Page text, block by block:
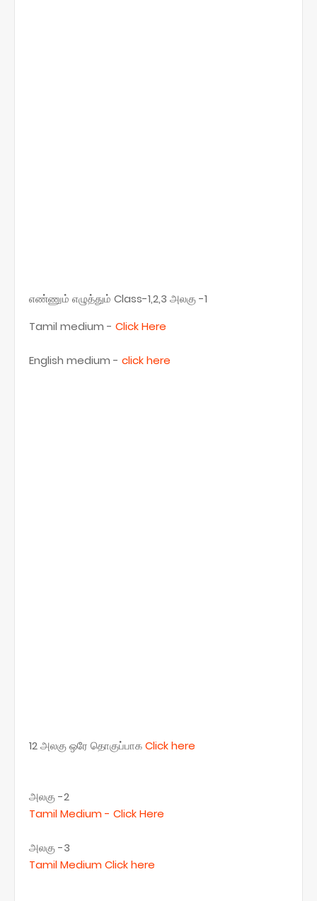
எண்ணும் எழுத்தும் Class-1,2,3 அலகு -1
Tamil medium - Click Here
English medium - click here
12 அலகு ஒரே தொகுப்பாகClick here
அலகு -2
Tamil Medium - Click Here
அலகு -3
Tamil MediumClick here